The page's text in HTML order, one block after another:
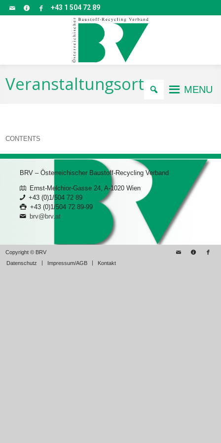
+43 1 504 72 89
MENU
Veranstaltungsorte
CONTENTS
BRV – Österreichischer Baustoff-Recycling Verband
Ernst-Melchior-Gasse 24, A-1020 Wien
+43 (0)1/504 72 89
+43 (0)1/504 72 89-99
brv@brv.at
Copyright © BRV
Datenschutz
Impressum/AGB Kontakt